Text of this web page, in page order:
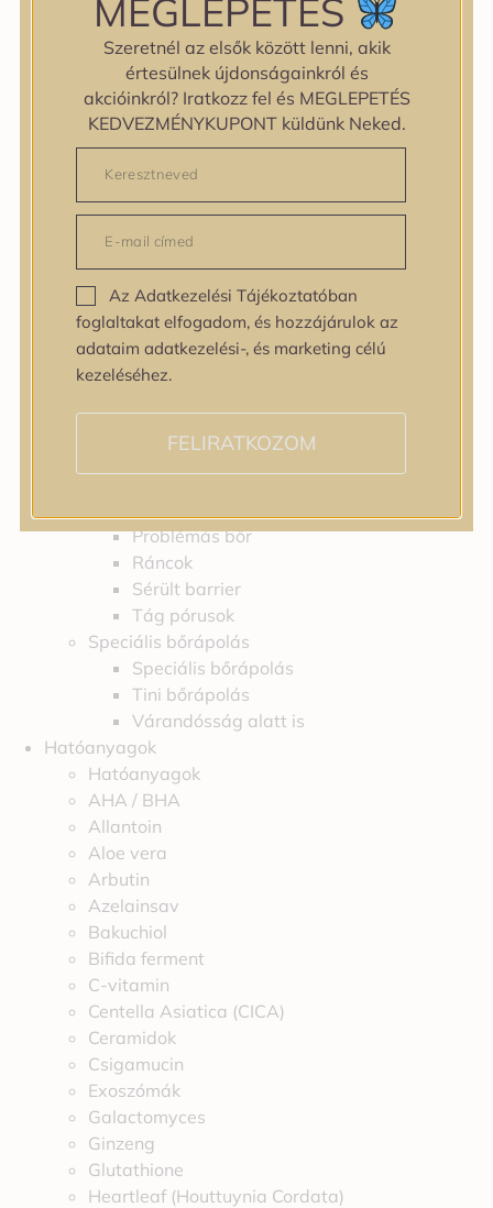
Bőrállapot
Bőrállapot
Bőrtípus
Bőrtípus
Kombinált
Száraz
Bőrprobléma
Bőrprobléma
Bőrpír
Dehidratált bőr
Egyenetlen bőrtextúra
Egyenetlen tónus
Érett bőr
Fakóság
Feszességvesztés
Problémás bőr
Ráncok
Sérült barrier
Tág pórusok
Speciális bőrápolás
Speciális bőrápolás
Tini bőrápolás
Várandósság alatt is
Hatóanyagok
Hatóanyagok
AHA / BHA
Allantoin
Aloe vera
Arbutin
Azelainsav
Bakuchiol
Bifida ferment
C-vitamin
Centella Asiatica (CICA)
Ceramidok
Csigamucin
Exoszómák
Galactomyces
Ginzeng
Glutathione
Heartleaf (Houttuynia Cordata)
MEGLEPETÉS
Szeretnél az elsők között lenni, akik
értesülnek újdonságainkról és
akcióinkról? Iratkozz fel és MEGLEPETÉS
KEDVEZMÉNYKUPONT küldünk Neked.
Az Adatkezelési Tájékoztatóban
foglaltakat elfogadom, és hozzájárulok az
adataim adatkezelési-, és marketing célú
kezeléséhez.
FELIRATKOZOM